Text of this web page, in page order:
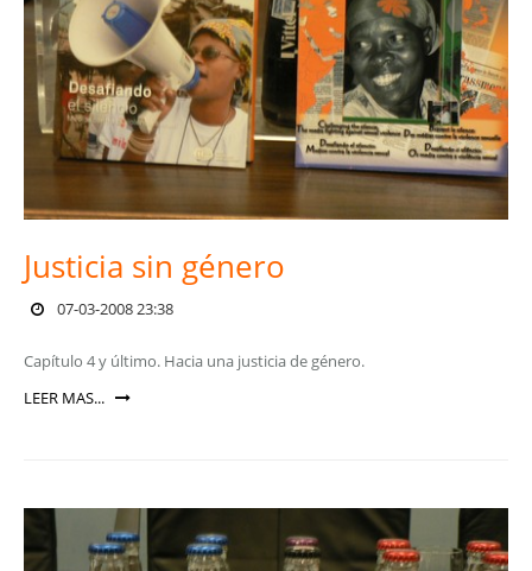
Justicia sin género
07-03-2008 23:38
Capítulo 4 y último. Hacia una justicia de género.
LEER MAS...